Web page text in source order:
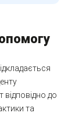
до
та